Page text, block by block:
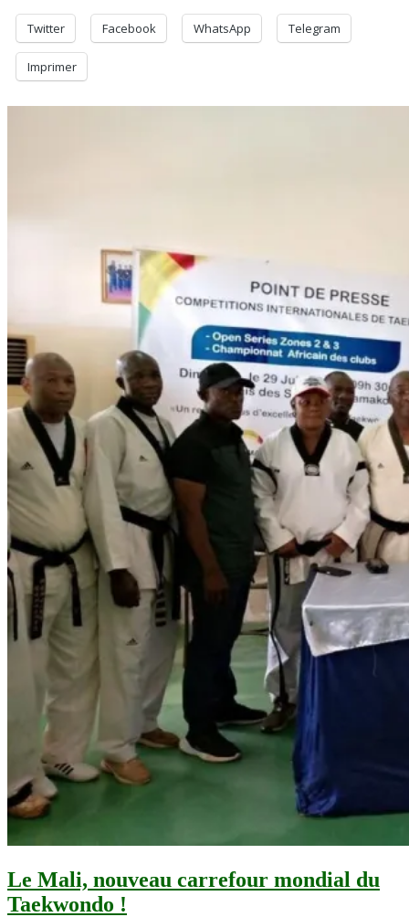
Twitter Facebook WhatsApp Telegram
Imprimer
Le Mali, nouveau carrefour mondial du
Taekwondo !